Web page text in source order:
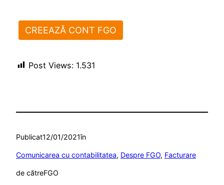
CREEAZĂ CONT FGO
Post Views: 1.531
Publicat12/01/2021în
Comunicarea cu contabilitatea, Despre FGO, Facturare
de cătreFGO